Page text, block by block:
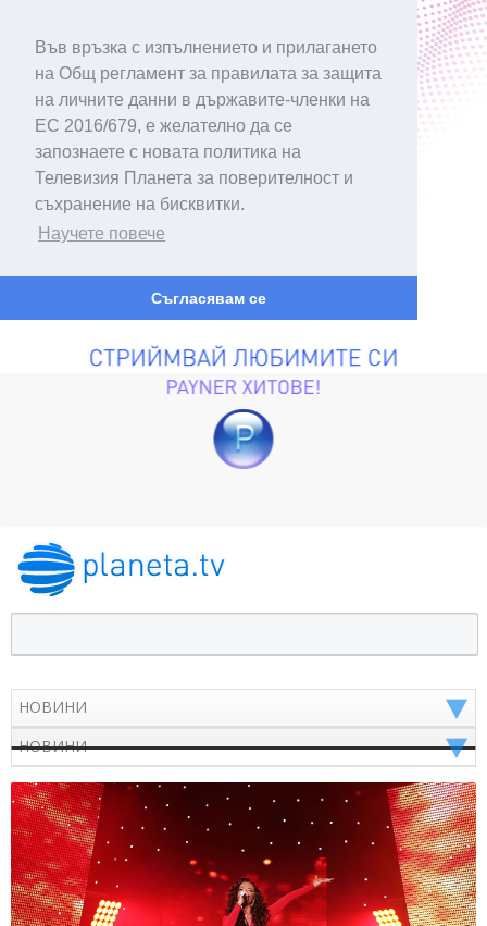
Във връзка с изпълнението и прилагането
на Общ регламент за правилата за защита
на личните данни в държавите-членки на
ЕС 2016/679, е желателно да се
запознаете с новата политика на
Телевизия Планета за поверителност и
съхранение на бисквитки.
Научете повече
Съгласявам се